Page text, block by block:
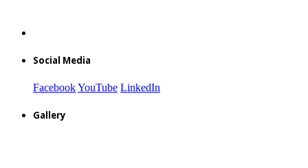
Social Media
FacebookYouTube LinkedIn
Gallery